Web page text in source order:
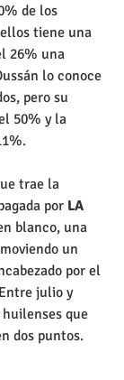
de los
tiene una
26% una
lo conoce
pero su
50% y la
trae la
por LA
blanco, una
un
por el
julio y
que
dos puntos.